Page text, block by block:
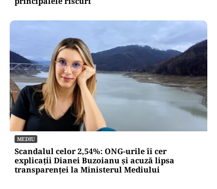
MEDIU
Scandalul celor 2,54%: ONG-urile îi cer
explicații Dianei Buzoianu și acuză lipsa
transparenței la Ministerul Mediului